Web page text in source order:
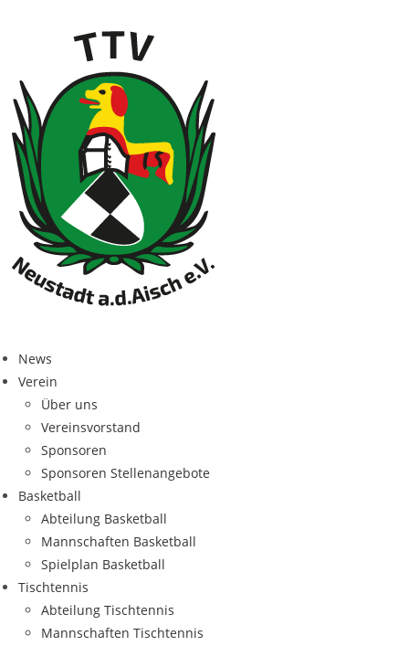
News
Ver­ein
Über uns
Ver­eins­vor­stand
Spon­so­ren
Spon­so­ren Stellenangebote
Bas­ket­ball
Abtei­lung Basketball
Mann­schaf­ten Basketball
Spiel­plan Basketball
Tisch­ten­nis
Abtei­lung Tischtennis
Mann­schaf­ten Tischtennis